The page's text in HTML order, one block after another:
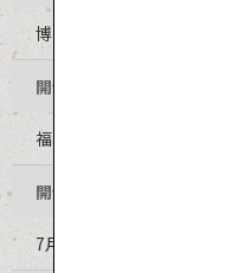
博多祇園山笠
開催地
福岡県福岡市博多区 櫛田
開催時期
7月1日～15日（毎年同日